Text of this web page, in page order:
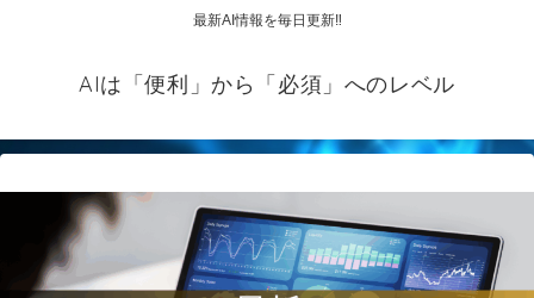
最新AI情報を毎日更新‼
AIは「便利」から「必須」へのレベル